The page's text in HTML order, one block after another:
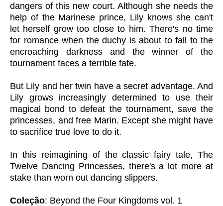
dangers of this new court. Although she needs the
help of the Marinese prince, Lily knows she can't
let herself grow too close to him. There's no time
for romance when the duchy is about to fall to the
encroaching darkness and the winner of the
tournament faces a terrible fate.
But Lily and her twin have a secret advantage. And
Lily grows increasingly determined to use their
magical bond to defeat the tournament, save the
princesses, and free Marin. Except she might have
to sacrifice true love to do it.
In this reimagining of the classic fairy tale, The
Twelve Dancing Princesses, there's a lot more at
stake than worn out dancing slippers.
Coleção: Beyond the Four Kingdoms vol. 1